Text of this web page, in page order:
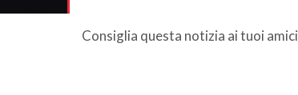
Consiglia questa notizia ai tuoi amici